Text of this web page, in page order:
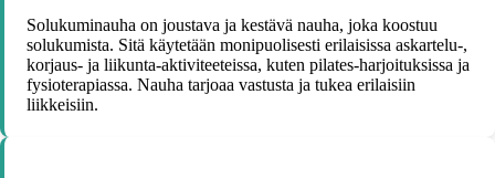
Solukuminauha on joustava ja kestävä nauha, joka koostuu
solukumista. Sitä käytetään monipuolisesti erilaisissa askartelu-,
korjaus- ja liikunta-aktiviteeteissa, kuten pilates-harjoituksissa ja
fysioterapiassa. Nauha tarjoaa vastusta ja tukea erilaisiin
liikkeisiin.